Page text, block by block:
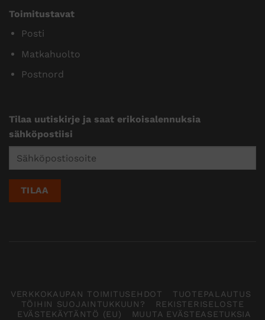
Toimitustavat
Posti
Matkahuolto
Postnord
Tilaa uutiskirje ja saat erikoisalennuksia
sähköpostiisi
VERKKOKAUPAN TOIMITUSEHDOT
TUOTEPALAUTUS
TÖIHIN SUOJAINTUKKUUN?
REKISTERISELOSTE
EVÄSTEKÄYTÄNTÖ (EU)
MUUTA EVÄSTEASETUKSIA